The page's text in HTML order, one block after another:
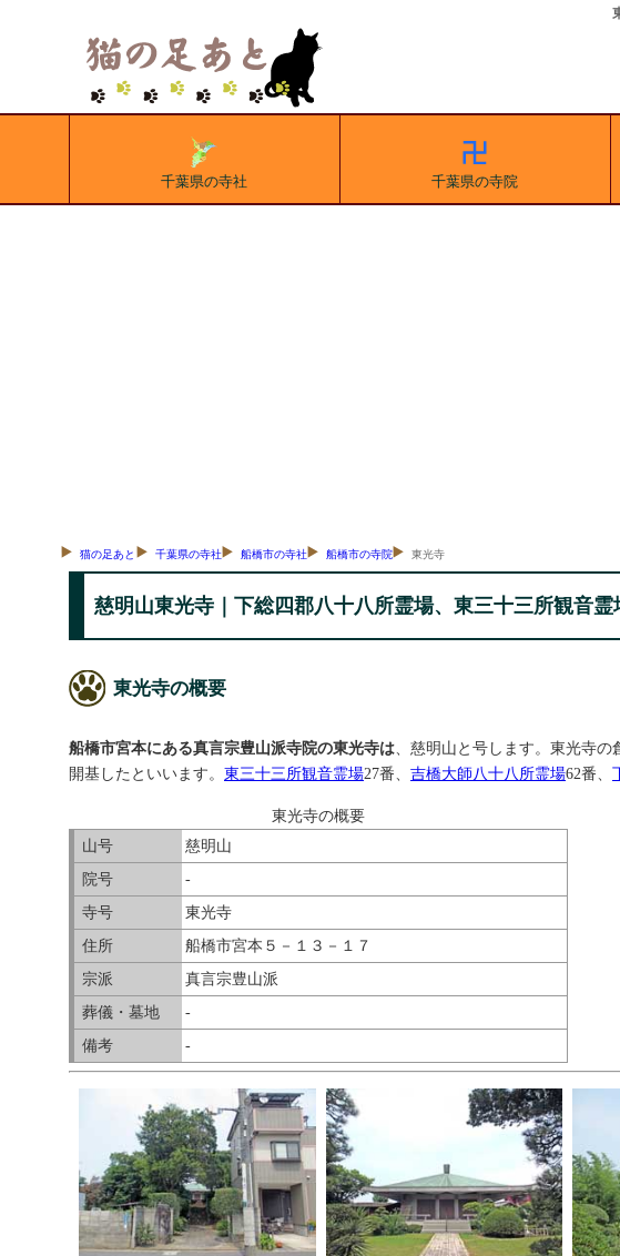
千葉県の寺社 千葉県の寺院
猫の足あと 千葉県の寺社 船橋市の寺社 船橋市の寺院 東光寺
慈明山東光寺｜下総四郡八十八所霊場、東三十三所観音霊
東光寺の概要
船橋市宮本にある真言宗豊山派寺院の東光寺は、慈明山と号します。東光寺の
開基したといいます。 東三十三所観音霊場27番、 吉橋大師八十八所霊場62番、
東光寺の概要
山号
慈明山
院号
-
寺号
東光寺
住所
船橋市宮本５－１３－１７
宗派
真言宗豊山派
葬儀・墓地
-
備考
-